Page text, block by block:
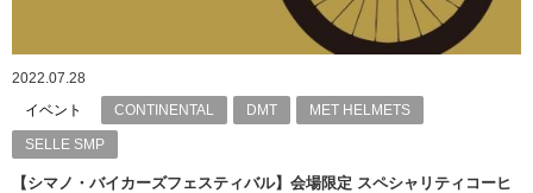
2022.07.28
イベント
CONTINENTAL DMT MET HELMETS
SELLE SMP
【シマノ・バイカーズフェスティバル】会場限定 スペシャリティコーヒ